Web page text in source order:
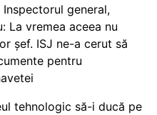
general,
La vremea aceea nu
șef. ISJ ne-a cerut să
pentru
tehnologic să-i ducă pe